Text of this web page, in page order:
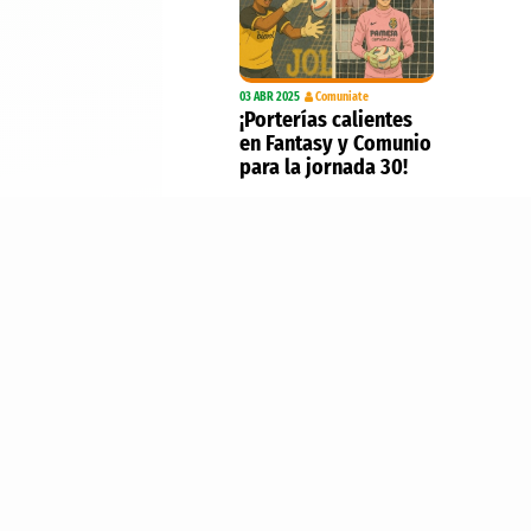
03 ABR 2025 Comuniate
¡Porterías calientes
en Fantasy y Comunio
para la jornada 30!